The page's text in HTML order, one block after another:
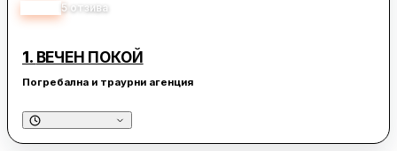
5 отзива
1. ВЕЧЕН ПОКОЙ
Погребална и траурни агенция